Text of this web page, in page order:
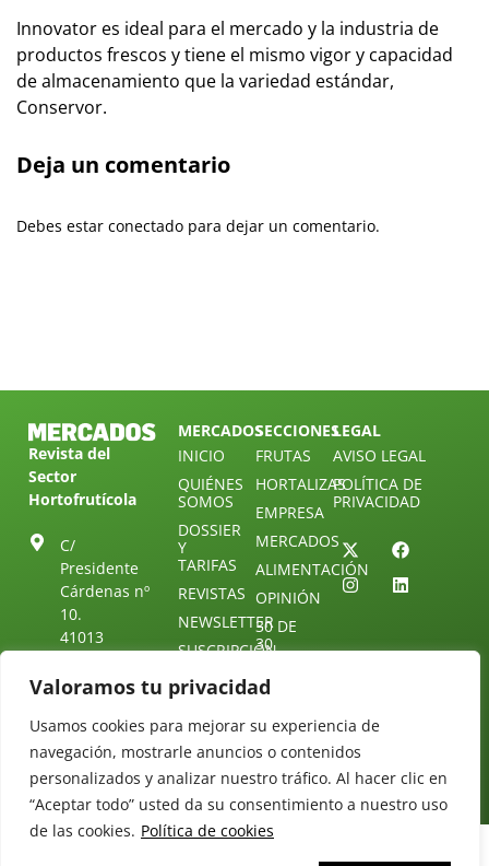
Valoramos tu privacidad
Usamos cookies para mejorar su experiencia de
navegación, mostrarle anuncios o contenidos
personalizados y analizar nuestro tráfico. Al hacer clic en
“Aceptar todo” usted da su consentimiento a nuestro uso
de las cookies. Política de cookies
Innovator es ideal para el mercado y la industria de
productos frescos y tiene el mismo vigor y capacidad
de almacenamiento que la variedad estándar,
Conservor.
Deja un comentario
Debes estar conectado para dejar un comentario.
Revista del
Sector
Hortofrutícola
C/
Presidente
Cárdenas nº
10.
41013
ESPAÑA
Tel: (+34) 954
25 88 51
redaccion@revistamercados.com
MERCADOS
INICIO
QUIÉNES
SOMOS
DOSSIER
Y
TARIFAS
REVISTAS
NEWSLETTER
SUSCRIPCIÓN
ÚNETE A
NUESTRO
CONTACTO
SECCIONES
FRUTAS
HORTALIZAS
EMPRESA
MERCADOS
ALIMENTACIÓN
OPINIÓN
30 DE
30
LEGAL
AVISO LEGAL
POLÍTICA DE
PRIVACIDAD